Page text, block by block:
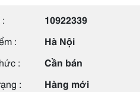
10922339
:
Hà Nội
:
Cần bán
:
Hàng mới